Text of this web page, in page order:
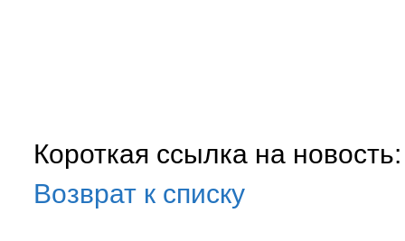
Короткая ссылка на
Возврат к списку